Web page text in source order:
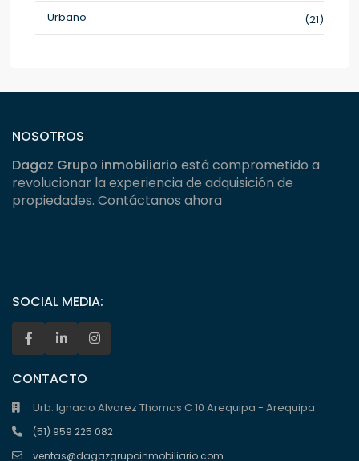
Urbano
(21)
NOSOTROS
Dagaz Grupo inmobiliario está comprometido a
revolucionar la experiencia de adquisición de
propiedades. Contáctanos ahora
SOCIAL MEDIA:
CONTACTO
Urb. Ignacio Alvarez Thomas C 10 Arequipa - Arequipa
(51) 959 225 082
ventas@dagazgrupoinmobiliario.com